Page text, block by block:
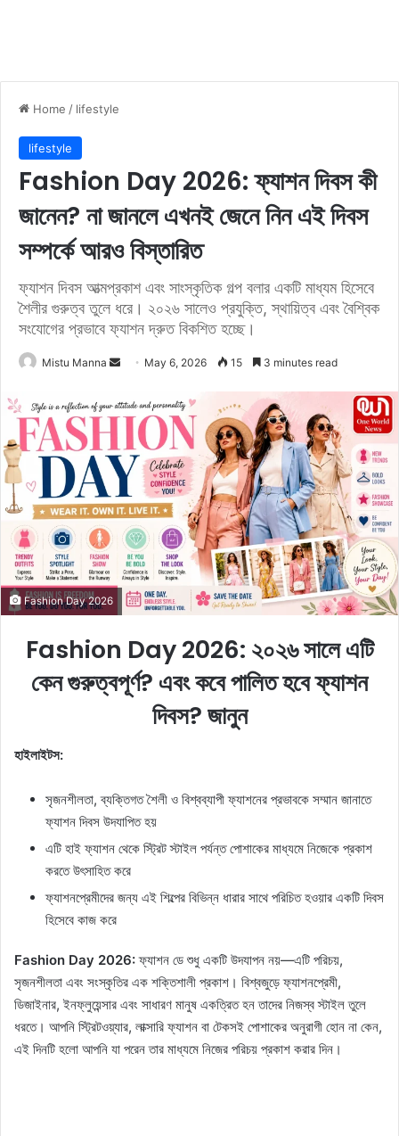
Home / lifestyle
lifestyle
Fashion Day 2026: ফ্যাশন দিবস কী
জানেন? না জানলে এখনই জেনে নিন এই দিবস
সম্পর্কে আরও বিস্তারিত
ফ্যাশন দিবস আত্মপ্রকাশ এবং সাংস্কৃতিক গল্প বলার একটি মাধ্যম হিসেবে
শৈলীর গুরুত্ব তুলে ধরে। ২০২৬ সালেও প্রযুক্তি, স্থায়িত্ব এবং বৈশ্বিক
সংযোগের প্রভাবে ফ্যাশন দ্রুত বিকশিত হচ্ছে।
Mistu Manna
n
a
n
m
a
l
May 6, 2026 15 3 minutes read
Fashion Day 2026
Fashion Day 2026: ২০২৬ সালে এটি
কেন গুরুত্বপূর্ণ? এবং কবে পালিত হবে ফ্যাশন
দিবস? জানুন
হাইলাইটস:
সৃজনশীলতা, ব্যক্তিগত শৈলী ও বিশ্বব্যাপী ফ্যাশনের প্রভাবকে সম্মান জানাতে
ফ্যাশন দিবস উদযাপিত হয়
এটি হাই ফ্যাশন থেকে স্ট্রিট স্টাইল পর্যন্ত পোশাকের মাধ্যমে নিজেকে প্রকাশ
করতে উৎসাহিত করে
ফ্যাশনপ্রেমীদের জন্য এই শিল্পের বিভিন্ন ধারার সাথে পরিচিত হওয়ার একটি দিবস
হিসেবে কাজ করে
Fashion Day 2026:ফ্যাশন ডে শুধু একটি উদযাপন নয়—এটি পরিচয়,
সৃজনশীলতা এবং সংস্কৃতির এক শক্তিশালী প্রকাশ। বিশ্বজুড়ে ফ্যাশনপ্রেমী,
ডিজাইনার, ইনফ্লুয়েন্সার এবং সাধারণ মানুষ একত্রিত হন তাদের নিজস্ব স্টাইল তুলে
ধরতে। আপনি স্ট্রিটওয়্যার, লাক্সারি ফ্যাশন বা টেকসই পোশাকের অনুরাগী হোন না কেন,
এই দিনটি হলো আপনি যা পরেন তার মাধ্যমে নিজের পরিচয় প্রকাশ করার দিন।